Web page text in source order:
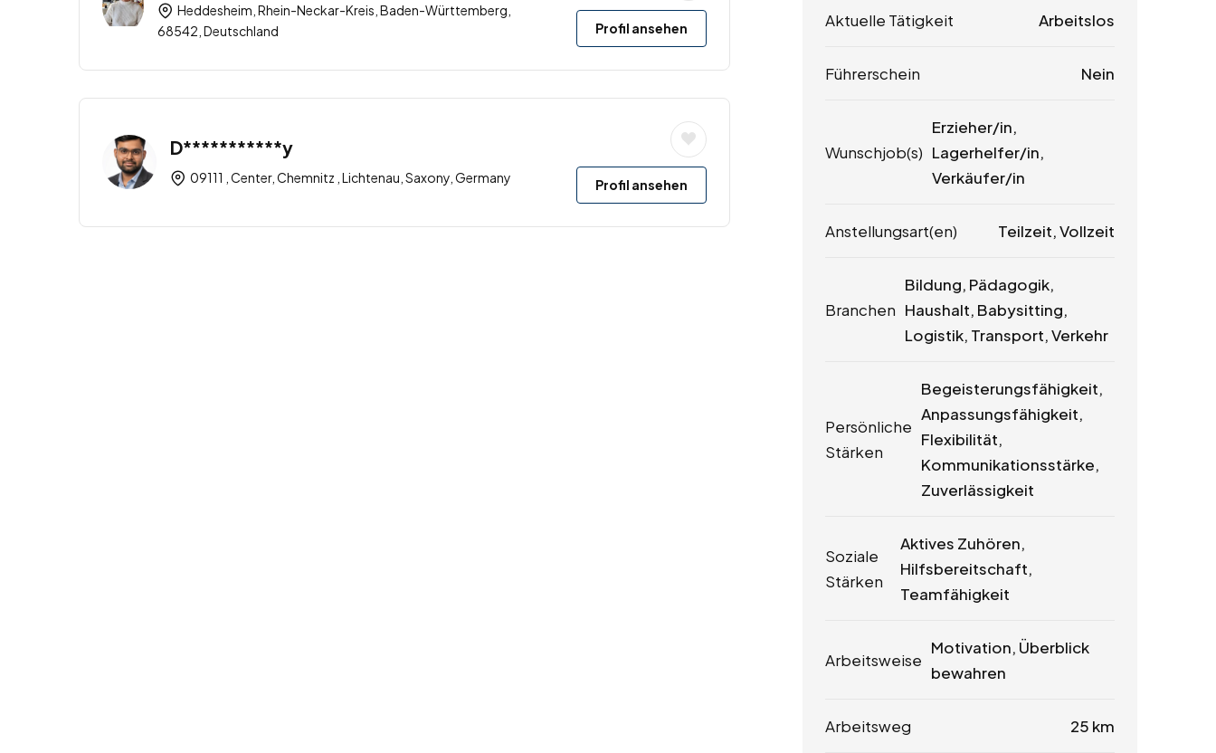
Heddesheim, Rhein-Neckar-Kreis, Baden-Württemberg,
68542, Deutschland
Profil ansehen
D***********y
09111 , Center, Chemnitz , Lichtenau, Saxony, Germany Profil ansehen
Aktuelle Tätigkeit Arbeitslos
Führerschein Nein
Wunschjob(s)
Erzieher/in,
Lagerhelfer/in,
Verkäufer/in
Anstellungsart(en) Teilzeit, Vollzeit
Branchen
Bildung, Pädagogik,
Haushalt, Babysitting,
Logistik, Transport, Verkehr
Persönliche
Stärken
Begeisterungsfähigkeit,
Anpassungsfähigkeit,
Flexibilität,
Kommunikationsstärke,
Zuverlässigkeit
Soziale
Stärken
Aktives Zuhören,
Hilfsbereitschaft,
Teamfähigkeit
Arbeitsweise
Motivation, Überblick
bewahren
Arbeitsweg 25 km